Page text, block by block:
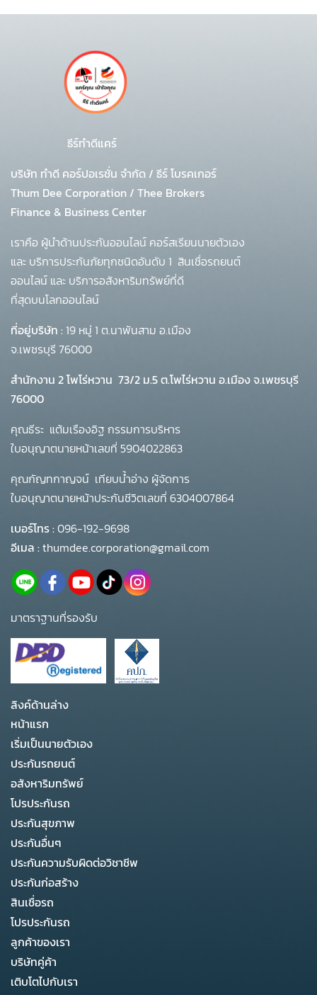
ธีร์ทำดีแคร์
บริษัท ทำดี คอร์ปอเรชั่น จำกัด / ธีร์ โบรคเกอร์
Thum Dee Corporation / Thee Brokers
Finance & Business Center
เราคือ ผู้นำด้านประกันออนไลน์ คอร์สเรียนนายตัวเอง
และ บริการประกันภัยทุกชนิดอันดับ 1 สินเชื่อรถยนต์
ออนไลน์ และ บริการอสังหาริมทรัพย์ที่ดี
ที่สุดบนโลกออนไลน์
ที่อยู่บริษัท : 19 หมู่ 1 ต.นาพันสาม อ.เมือง
จ.เพชรบุรี 76000
สำนักงาน 2 โพโร่หวาน 73/2 ม.5 ต.โพไร่หวาน อ.เมือง จ.เพชรบุรี
76000
คุณธีระ แต้มเรืองอิฐ กรรมการบริหาร
ใบอนุญาตนายหน้าเลขที่ 5904022863
คุณกัญทกาญจน์ เทียบน้ำอ่าง ผู้จัดการ
ใบอนุญาตนายหน้าประกันชีวิตเลขที่ 6304007864
เบอร์โทร :096-192-9698
อีเมล :thumdee.corporation@gmail.com
มาตราฐานที่รองรับ
ลิงค์ด้านล่าง
หน้าแรก
เริ่มเป็นนายตัวเอง
ประกันรถยนต์
อสังหาริมทรัพย์
โปรประกันรถ
ประกันสุขภาพ
ประกันอื่นๆ
ประกันความรับผิดต่อวิชาชีพ
ประกันก่อสร้าง
สินเชื่อรถ
โปรประกันรถ
ลูกค้าของเรา
บริษัทคู่ค้า
เติบโตไปกับเรา